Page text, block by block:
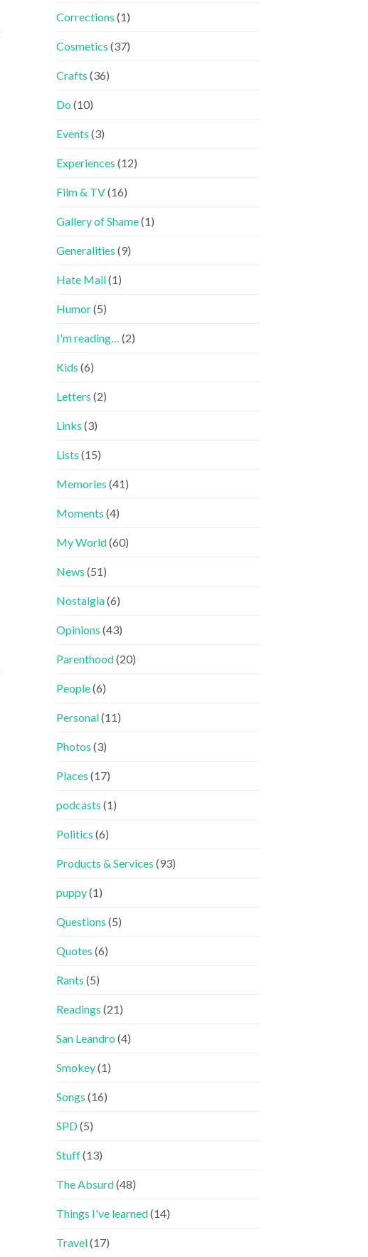
Corrections (1)
Cosmetics (37)
Crafts (36)
Do (10)
Events (3)
Experiences (12)
Film & TV(16)
Gallery of Shame(1)
Generalities (9)
Hate Mail(1)
Humor(5)
I'm reading… (2)
Kids (6)
Letters (2)
Links (3)
Lists (15)
Memories (41)
Moments (4)
My World(60)
News (51)
Nostalgia(6)
Opinions (43)
Parenthood(20)
People(6)
Personal(11)
Photos (3)
Places (17)
podcasts (1)
Politics (6)
Products & Services (93)
puppy(1)
Questions (5)
Quotes (6)
Rants (5)
Readings (21)
San Leandro (4)
Smokey(1)
Songs (16)
SPD(5)
Stuff(13)
The Absurd(48)
Things I've learned(14)
Travel(17)